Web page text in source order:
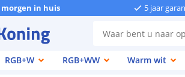
morgen in huis 5 jaar
RGB+W RGB+WW Warm wit